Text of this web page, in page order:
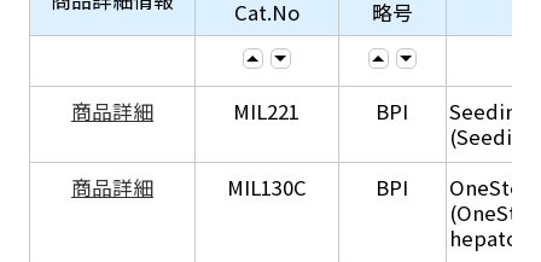
Cat.No
略号
商品詳細 MIL221 BPI
Seeding
商品詳細
MIL130C BPI